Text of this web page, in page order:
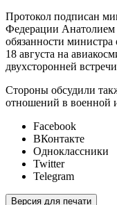
Протокол подписан
Федерации
обязанности
18 августа на
двухсторонней
Стороны обсудили
отношений в военной
Facebook
ВКонтакте
Одноклассники
Twitter
Telegram
Версия для печати